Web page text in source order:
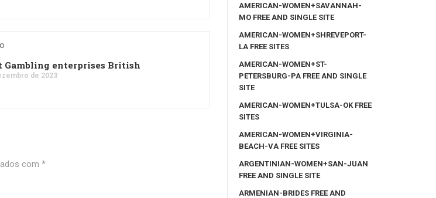
Gambling enterprises British
de 2023
com *
AMERICAN-WOMEN+SAVANNAH-
MO FREE AND SINGLE SITE
AMERICAN-WOMEN+SHREVEPORT-
LA FREE SITES
AMERICAN-WOMEN+ST-
PETERSBURG-PA FREE AND SINGLE
SITE
AMERICAN-WOMEN+TULSA-OK FREE
SITES
AMERICAN-WOMEN+VIRGINIA-
BEACH-VA FREE SITES
ARGENTINIAN-WOMEN+SAN-JUAN
FREE AND SINGLE SITE
ARMENIAN-BRIDES FREE AND